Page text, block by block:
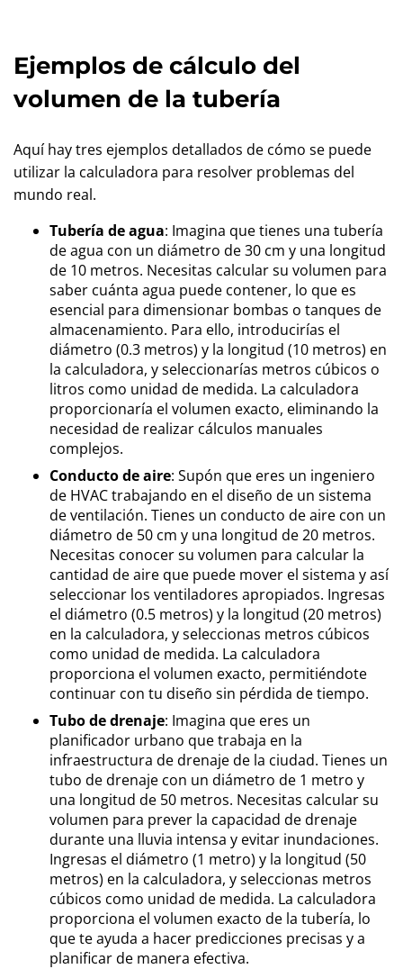
Ejemplos de cálculo del
volumen de la tubería
Aquí hay tres ejemplos detallados de cómo se puede
utilizar la calculadora para resolver problemas del
mundo real.
Tubería de agua: Imagina que tienes una tubería
de agua con un diámetro de 30 cm y una longitud
de 10 metros. Necesitas calcular su volumen para
saber cuánta agua puede contener, lo que es
esencial para dimensionar bombas o tanques de
almacenamiento. Para ello, introducirías el
diámetro (0.3 metros) y la longitud (10 metros) en
la calculadora, y seleccionarías metros cúbicos o
litros como unidad de medida. La calculadora
proporcionaría el volumen exacto, eliminando la
necesidad de realizar cálculos manuales
complejos.
Conducto de aire: Supón que eres un ingeniero
de HVAC trabajando en el diseño de un sistema
de ventilación. Tienes un conducto de aire con un
diámetro de 50 cm y una longitud de 20 metros.
Necesitas conocer su volumen para calcular la
cantidad de aire que puede mover el sistema y así
seleccionar los ventiladores apropiados. Ingresas
el diámetro (0.5 metros) y la longitud (20 metros)
en la calculadora, y seleccionas metros cúbicos
como unidad de medida. La calculadora
proporciona el volumen exacto, permitiéndote
continuar con tu diseño sin pérdida de tiempo.
Tubo de drenaje: Imagina que eres un
planificador urbano que trabaja en la
infraestructura de drenaje de la ciudad. Tienes un
tubo de drenaje con un diámetro de 1 metro y
una longitud de 50 metros. Necesitas calcular su
volumen para prever la capacidad de drenaje
durante una lluvia intensa y evitar inundaciones.
Ingresas el diámetro (1 metro) y la longitud (50
metros) en la calculadora, y seleccionas metros
cúbicos como unidad de medida. La calculadora
proporciona el volumen exacto de la tubería, lo
que te ayuda a hacer predicciones precisas y a
planificar de manera efectiva.